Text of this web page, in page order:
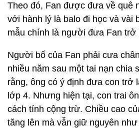
Theo đó, Fan được đưa về quê
với hành lý là balo đi học và vài
mẫu chính là người đưa Fan trở
Người bố của Fan phải cưa
nhiều năm sau một tai nạn chia
rằng, ông có ý định đưa con trở
lớp 4. Nhưng hiện tại, con trai
cách tính cộng trừ. Chiều cao
tăng lên mà vẫn giữ nguyên